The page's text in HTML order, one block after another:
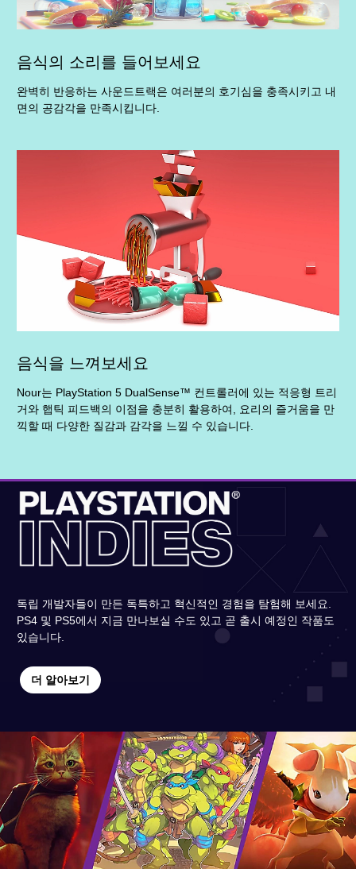
음식의 소리를 들어보세요
완벽히 반응하는 사운드트랙은 여러분의 호기심을 충족시키고 내
면의 공감각을 만족시킵니다.
음식을 느껴보세요
Nour는 PlayStation 5 DualSense™ 컨트롤러에 있는 적응형 트리
거와 햅틱 피드백의 이점을 충분히 활용하여, 요리의 즐거움을 만
끽할 때 다양한 질감과 감각을 느낄 수 있습니다.
독립 개발자들이 만든 독특하고 혁신적인 경험을 탐험해 보세요.
PS4 및 PS5에서 지금 만나보실 수도 있고 곧 출시 예정인 작품도
있습니다.
더 알아보기